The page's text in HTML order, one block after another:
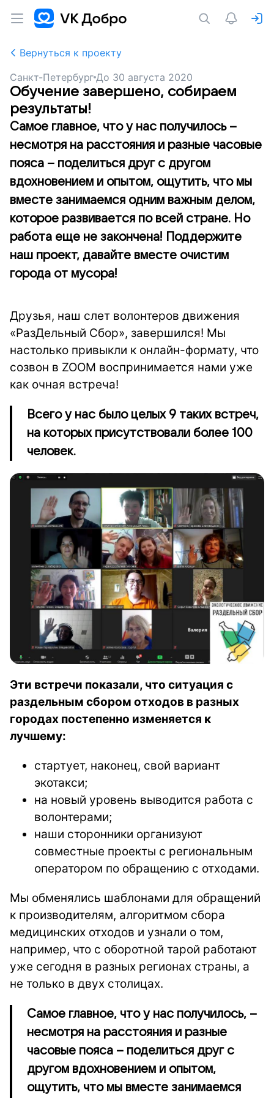
Вернуться к проекту
Санкт-Петербург До 30 августа 2020
Обучение завершено, собираем
результаты!
Самое главное, что у нас получилось –
несмотря на расстояния и разные часовые
пояса – поделиться друг с другом
вдохновением и опытом, ощутить, что мы
вместе занимаемся одним важным делом,
которое развивается по всей стране. Но
работа еще не закончена! Поддержите
наш проект, давайте вместе очистим
города от мусора!
Друзья, наш слет волонтеров движения
«РазДельный Сбор», завершился! Мы
настолько привыкли к онлайн-формату, что
созвон в ZOOM воспринимается нами уже
как очная встреча!
Всего у нас было целых 9 таких встреч,
на которых присутствовали более 100
человек.
Эти встречи показали, что ситуация с
раздельным сбором отходов в разных
городах постепенно изменяется к
лучшему:
стартует, наконец, свой вариант
экотакси;
на новый уровень выводится работа с
волонтерами;
наши сторонники организуют
совместные проекты с региональным
оператором по обращению с отходами.
Мы обменялись шаблонами для обращений
к производителям, алгоритмом сбора
медицинских отходов и узнали о том,
например, что с оборотной тарой работают
уже сегодня в разных регионах страны, а
не только в двух столицах.
Самое главное, что у нас получилось, –
несмотря на расстояния и разные
часовые пояса – поделиться друг с
другом вдохновением и опытом,
ощутить, что мы вместе занимаемся